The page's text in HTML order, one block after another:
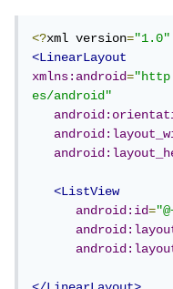
<?xml version="1.0"
<LinearLayout
xmlns:android=
es/android"
<ListView
android:id=